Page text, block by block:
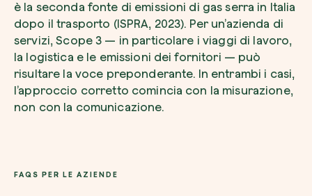
è la seconda fonte di emissioni di gas serra in Italia
dopo il trasporto (ISPRA, 2023). Per un’azienda di
servizi, Scope 3 — in particolare i viaggi di lavoro,
la logistica e le emissioni dei fornitori — può
risultare la voce preponderante. In entrambi i casi,
l’approccio corretto comincia con la misurazione,
non con la comunicazione.
FAQS PER LE AZIENDE